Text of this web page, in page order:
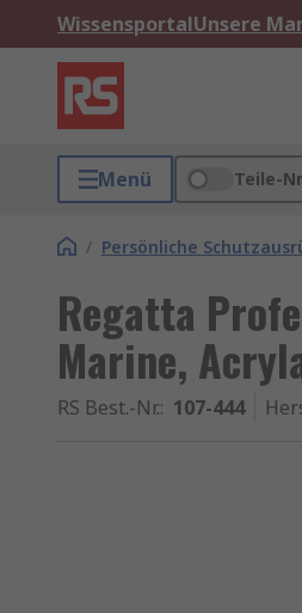
WissensportalUnsere
Menü Teile-
/ Persönliche
Regatta
Marine,
RS Best.-Nr.: 107-444